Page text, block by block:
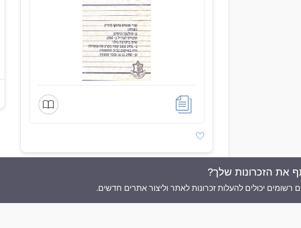
את הזכרונות שלך?
יכולים להעלות זכרונות לאתר וליצור אתרים חדשים.